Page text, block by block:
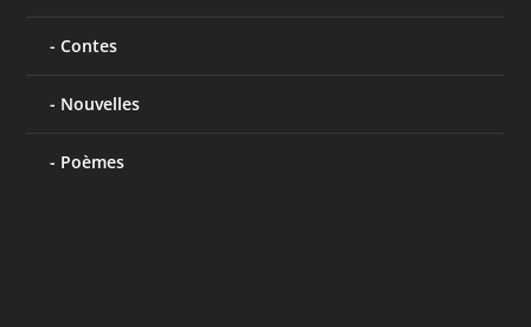
Contes
Nouvelles
Poèmes